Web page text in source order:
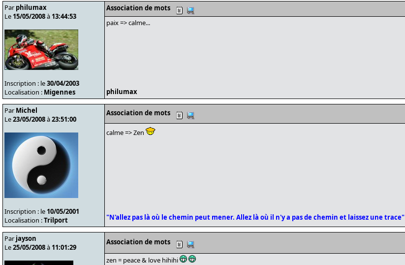
Par philumax
Le 15/05/2008à 13:44:53
Inscription : le30/04/2003
Localisation : Migennes
Association de mots
paix => calme...
philumax
Par Michel
Le23/05/2008à23:51:00
Inscription : le 10/05/2001
Localisation :Trilport
Association de mots
calme => Zen
"N'allez pas là où le chemin peut mener. Allez là où il n'y a pas de chemin et laissez une trace"
Par jayson
Le25/05/2008à 11:01:29
Association de mots
zen = peace & love hihihi